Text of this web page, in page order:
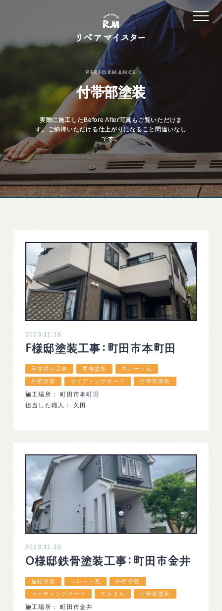
塗装について
プランと料金
お客様の声
会社案内
PERFORMANCE
付帯部塗装
実際に施工したBefore After写真もご覧いただけま
す。ご納得いただける仕上がりになること間違いなし
です。
2023.11.16
F様邸塗装工事：町田市本町田
天井張り工事 屋根塗装 スレート瓦
外壁塗装 サイディングボード 付帯部塗装
施工場所： 町田市本町田
担当した職人： 久田
2023.11.10
O様邸鉄骨塗装工事：町田市金井
屋根塗装 スレート瓦 外壁塗装
サイディングボード モルタル 付帯部塗装
施工場所： 町田市金井